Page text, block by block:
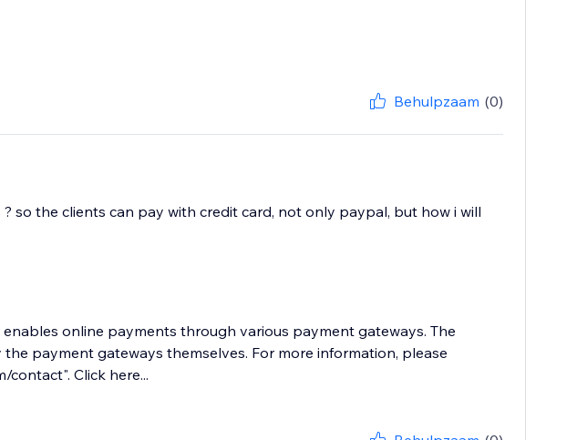
Behulpzaam (0)
so the clients can pay with credit card, not only paypal, but how i will
online payments through various payment gateways. The
payment gateways themselves. For more information, please
contact". Click here...